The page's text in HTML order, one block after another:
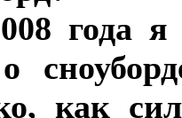
года
как